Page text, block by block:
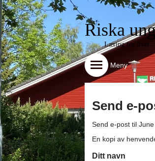
Riska
Læring for livet
Meny
Send e-
Send e-post til
En kopi av
Ditt navn